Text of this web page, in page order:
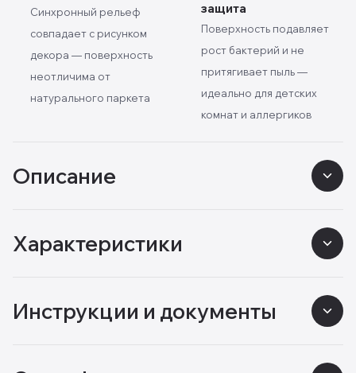
Синхронный рельеф
совпадает с рисунком
декора — поверхность
неотличима от
натурального паркета
защита
Поверхность подавляет
рост бактерий и не
притягивает пыль —
идеально для детских
комнат и аллергиков
Описание
Характеристики
Инструкции и документы